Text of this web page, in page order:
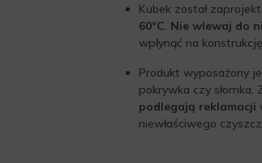
Kubek został
60°C. Nie wlewaj do
wpłynąć na
Produkt wyposażony
pokrywka czy
podlegają reklamacji
niewłaściwego